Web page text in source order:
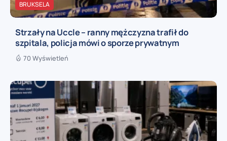
BRUKSELA
Strzały na Uccle – ranny mężczyzna trafił do
szpitala, policja mówi o sporze prywatnym
70 Wyświetleń